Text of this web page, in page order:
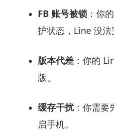
FB 账号被锁：你
护状态，Line 没法
版本代差：你的
版。
缓存干扰：你需要
启手机。